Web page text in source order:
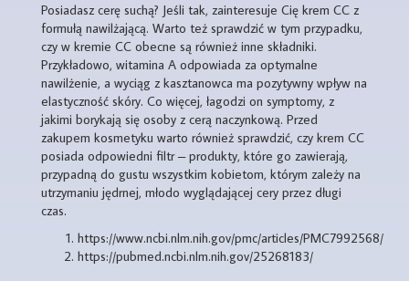
Posiadasz cerę suchą? Jeśli tak, zainteresuje Cię krem CC z
formułą nawilżającą. Warto też sprawdzić w tym przypadku,
czy w kremie CC obecne są również inne składniki.
Przykładowo, witamina A odpowiada za optymalne
nawilżenie, a wyciąg z kasztanowca ma pozytywny wpływ na
elastyczność skóry. Co więcej, łagodzi on symptomy, z
jakimi borykają się osoby z cerą naczynkową. Przed
zakupem kosmetyku warto również sprawdzić, czy krem CC
posiada odpowiedni filtr – produkty, które go zawierają,
przypadną do gustu wszystkim kobietom, którym zależy na
utrzymaniu jędrnej, młodo wyglądającej cery przez długi
czas.
https://www.ncbi.nlm.nih.gov/pmc/articles/PMC7992568/
https://pubmed.ncbi.nlm.nih.gov/25268183/